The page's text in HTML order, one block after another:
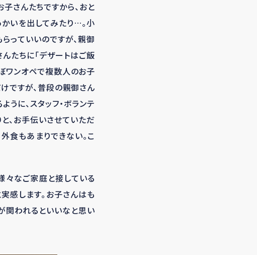
さんたちですから、おと
いを出してみたり…。小
っていいのですが、親御
たちに「デザートはご飯
ワンオペで複数人のお子
ですが、普段の親御さん
に、スタッフ・ボランテ
、お手伝いさせていただ
食もあまりできない。こ
々なご家庭と接している
感します。お子さんはも
関われるといいなと思い